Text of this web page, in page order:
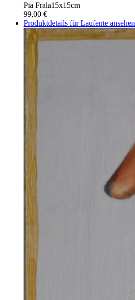
Pia Frala15x15cm
99,00 €
Produktdetails für Laufente ansehen